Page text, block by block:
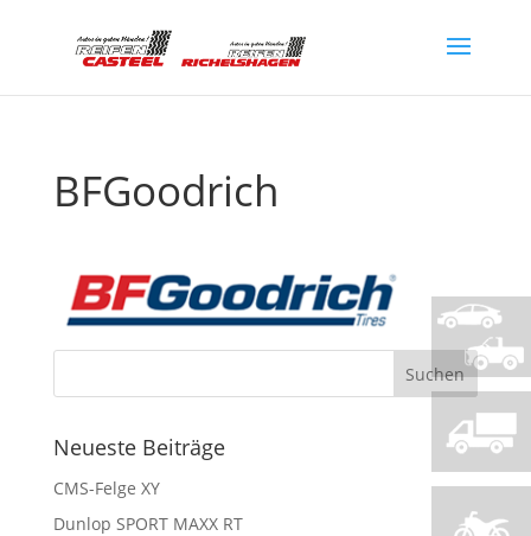
BFGoodrich
Neueste Beiträge
CMS-Felge XY
Dunlop SPORT MAXX RT